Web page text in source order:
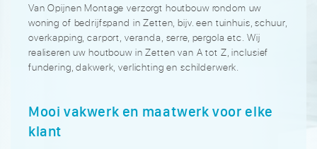
Van Opijnen Montage verzorgt houtbouw rondom uw
woning of bedrijfspand in Zetten, bijv. een tuinhuis, schuur,
overkapping, carport, veranda, serre, pergola etc. Wij
realiseren uw houtbouw in Zetten van A tot Z, inclusief
fundering, dakwerk, verlichting en schilderwerk.
Mooi vakwerk en maatwerk voor elke
klant